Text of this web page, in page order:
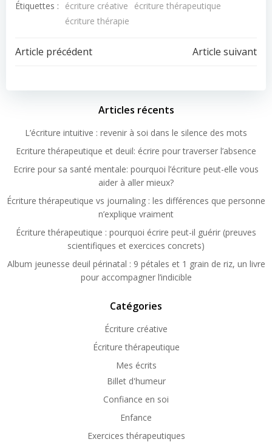
Étiquettes :
écriture créative
écriture thérapeutique
écriture thérapie
Article précédent Article suivant
Articles récents
L’écriture intuitive : revenir à soi dans le silence des mots
Ecriture thérapeutique et deuil: écrire pour traverser l’absence
Ecrire pour sa santé mentale: pourquoi l’écriture peut-elle vous
aider à aller mieux?
Écriture thérapeutique vs journaling : les différences que personne
n’explique vraiment
Écriture thérapeutique : pourquoi écrire peut-il guérir (preuves
scientifiques et exercices concrets)
Album jeunesse deuil périnatal : 9 pétales et 1 grain de riz, un livre
pour accompagner l’indicible
Catégories
Écriture créative
Écriture thérapeutique
Mes écrits
Billet d'humeur
Confiance en soi
Enfance
Exercices thérapeutiques